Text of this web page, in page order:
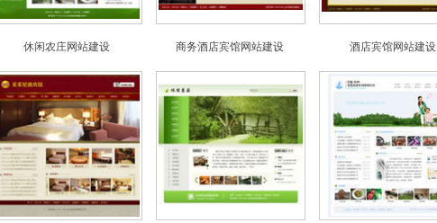
休闲农庄网站建设 商务酒店宾馆网站建设 酒店宾馆网站建设